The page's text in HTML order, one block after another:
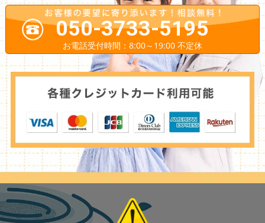
050-3733-5195
お電話受付時間：8:00～19:00 不定休